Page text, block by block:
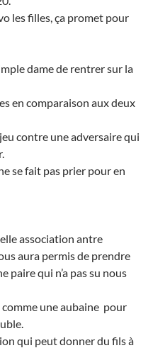
les filles, ça promet pour
dame de rentrer sur la
en comparaison aux deux
contre une adversaire qui
se fait pas prier pour en
association antre
aura permis de prendre
paire qui n’a pas su nous
une aubaine pour
qui peut donner du fils à